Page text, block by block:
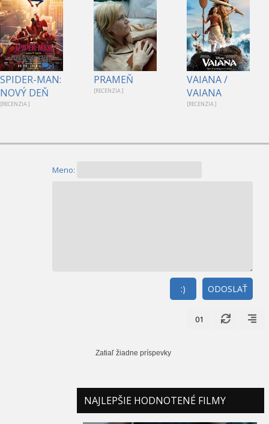
1
SPIDER-MAN:
NOVÝ DEŇ
[RECENZIA ]
PRAMEŇ
[RECENZIA ]
VAIANA /
VAIANA
[RECENZIA ]
Meno:
ODOSLAŤ
:)
01
Zatiaľ žiadne príspevky
NAJLEPŠIE HODNOTENÉ FILMY